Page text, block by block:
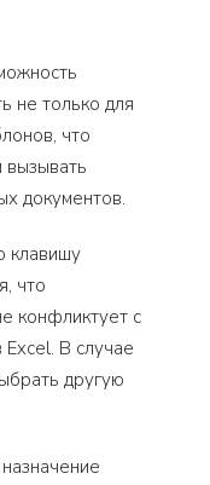
не только для
что
вызывать
документов.
клавишу
что
конфликтует с
В случае
другую